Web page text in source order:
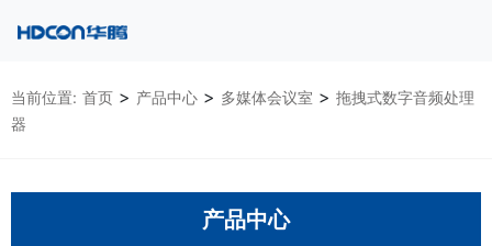
当前位置: 首页 > 产品中心 > 多媒体会议室 > 拖拽式数字音频处理
器
产品中心